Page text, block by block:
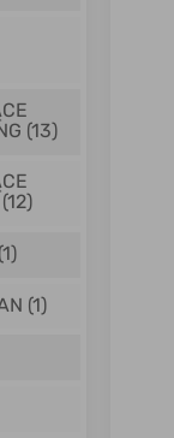
(13)
(12)
(1)
(1)